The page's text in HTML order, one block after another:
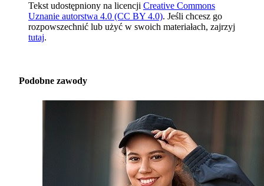
Tekst udostępniony na licencji Creative Commons
Uznanie autorstwa 4.0 (CC BY 4.0). Jeśli chcesz go
rozpowszechnić lub użyć w swoich materiałach, zajrzyj
tutaj.
Podobne zawody